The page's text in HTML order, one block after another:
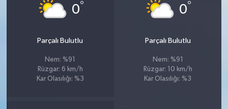
0°
Parçalı Bulutlu
Nem: %91
Rüzgar: 6 km/h
Kar Olasılığı: %3
0°
Parçalı Bulutlu
Nem: %91
Rüzgar: 10 km/h
Kar Olasılığı: %3